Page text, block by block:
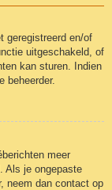
geregistreerd en/of
uitgeschakeld, of
kan sturen. Indien
beheerder.
meer
Als je ongepaste
neem dan contact op